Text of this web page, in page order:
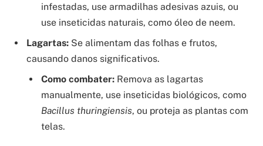
infestadas, use armadilhas adesivas azuis, ou
use inseticidas naturais, como óleo de neem.
Lagartas: Se alimentam das folhas e frutos,
causando danos significativos.
Como combater: Remova as lagartas
manualmente, use inseticidas biológicos, como
Bacillus thuringiensis, ou proteja as plantas com
telas.